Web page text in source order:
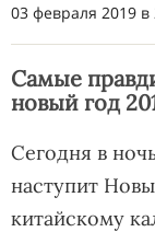
03 февраля 2019 в
Самые
новый год
Сегодня в
наступит
китайскому